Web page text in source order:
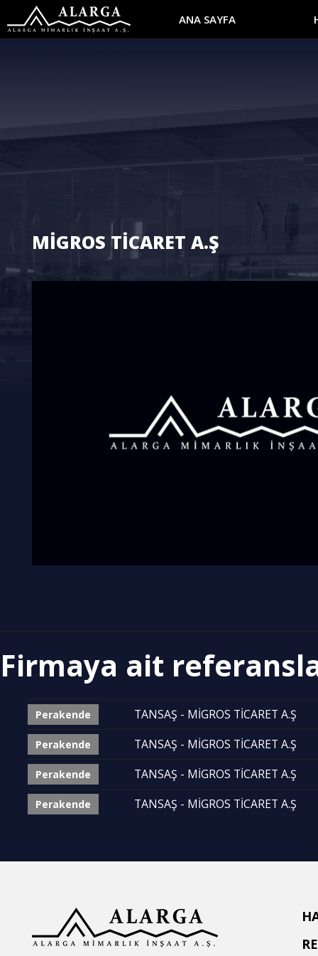
ANA SAYFA
MİGROS TİCARET A.Ş
Firmaya ait
Perakende TANSAŞ - MİGROS TİCARET A.Ş
Perakende TANSAŞ - MİGROS TİCARET A.Ş
Perakende TANSAŞ - MİGROS TİCARET A.Ş
Perakende TANSAŞ - MİGROS TİCARET A.Ş